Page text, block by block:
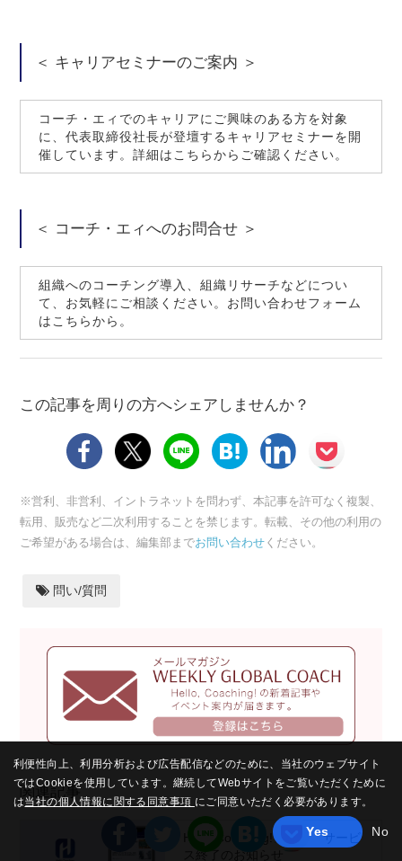
＜ キャリアセミナーのご案内 ＞
コーチ・エィでのキャリアにご興味のある方を対象
に、代表取締役社長が登壇するキャリアセミナーを開
催しています。詳細はこちらからご確認ください。
＜ コーチ・エィへのお問合せ ＞
組織へのコーチング導入、組織リサーチなどについ
て、お気軽にご相談ください。お問い合わせフォーム
はこちらから。
この記事を周りの方へシェアしませんか？
※営利、非営利、イントラネットを問わず、本記事を許可なく複製、
転用、販売など二次利用することを禁じます。転載、その他の利用の
ご希望がある場合は、編集部までお問い合わせ ください。
問い/質問
関連記事
Hello,Coaching!アプリ サービ
ス終了のお知らせ
利便性向上、利用分析および広告配信などのために、当社のウェブサイト
ではCookieを使用しています。継続してWebサイトをご覧いただくために
は当社の個人情報に関する同意事項 にご同意いただく必要があります。
Yes No